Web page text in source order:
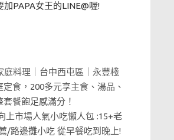
加PAPA女王的LINE@喔!
庭料理｜台中西屯區｜永豐棧
食，200多元享主食、湯品、
餐飽足感滿分！
上市場人氣小吃懶人包 :15+老
/路邊攤小吃 從早餐吃到晚上!